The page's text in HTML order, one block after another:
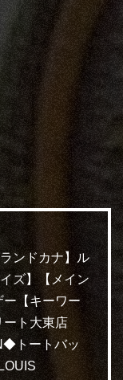
ンドカナ】ル
ズ】【メイン
ー【キーワー
ト大東店
トートバッ